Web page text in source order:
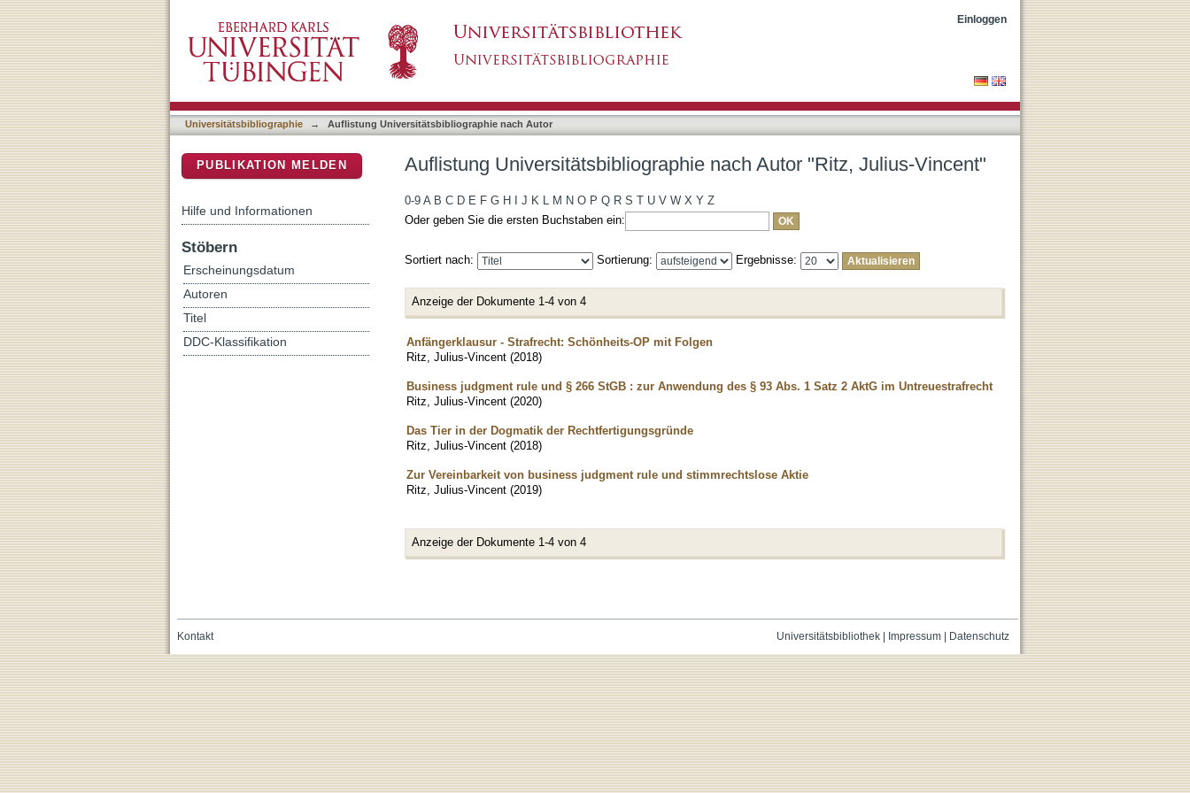
Einloggen
Universitätsbibliographie → Auflistung Universitätsbibliographie nach Autor
Auflistung Universitätsbibliographie nach Autor "Ritz, Julius-Vincent"
0-9 A B C D E F G H J K L M N O P Q R S T U V W X Y Z
Oder geben Sie die ersten Buchstaben ein:
Sortiert nach: Sortierung: Ergebnisse:
Anzeige der Dokumente 1-4 von 4
Anfängerklausur - Strafrecht: Schönheits-OP mit Folgen
Ritz, Julius-Vincent (2018)
Business judgment rule und § 266 StGB : zur Anwendung des § 93 Abs. 1 Satz 2 AktG im Untreuestrafrecht
Ritz, Julius-Vincent (2020)
Das Tier in der Dogmatik der Rechtfertigungsgründe
Ritz, Julius-Vincent (2018)
Zur Vereinbarkeit von business judgment rule und stimmrechtslose Aktie
Ritz, Julius-Vincent (2019)
Anzeige der Dokumente 1-4 von 4
PUBLIKATION MELDEN
Hilfe und Informationen
Stöbern
Erscheinungsdatum
Autoren
Titel
DDC-Klassifikation
Universitätsbibliothek| Impressum| Datenschutz
Kontakt